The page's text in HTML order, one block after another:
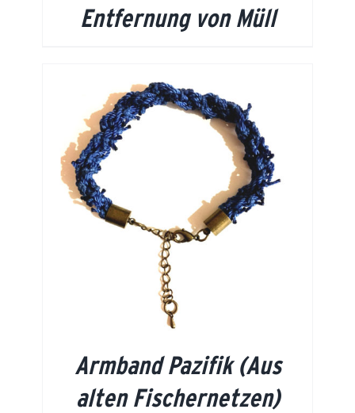
Entfernung von Müll
Armband Pazifik (Aus
alten Fischernetzen)